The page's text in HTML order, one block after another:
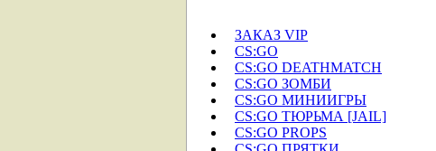
ЗАКАЗ VIP
CS:GO
CS:GO DEATHMATCH
CS:GO ЗОМБИ
CS:GO МИНИИГРЫ
CS:GO ТЮРЬМА [JAIL]
CS:GO PROPS